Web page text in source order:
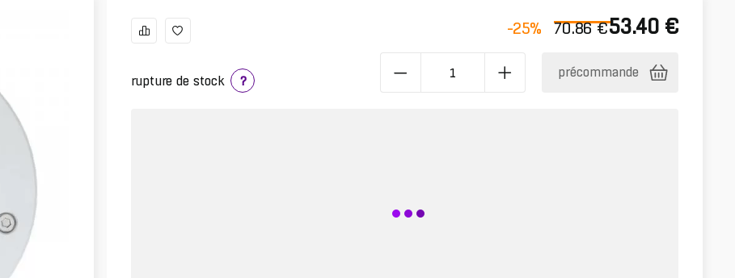
rupture de stock ?
-25% 70.86 €53.40 €
précommande